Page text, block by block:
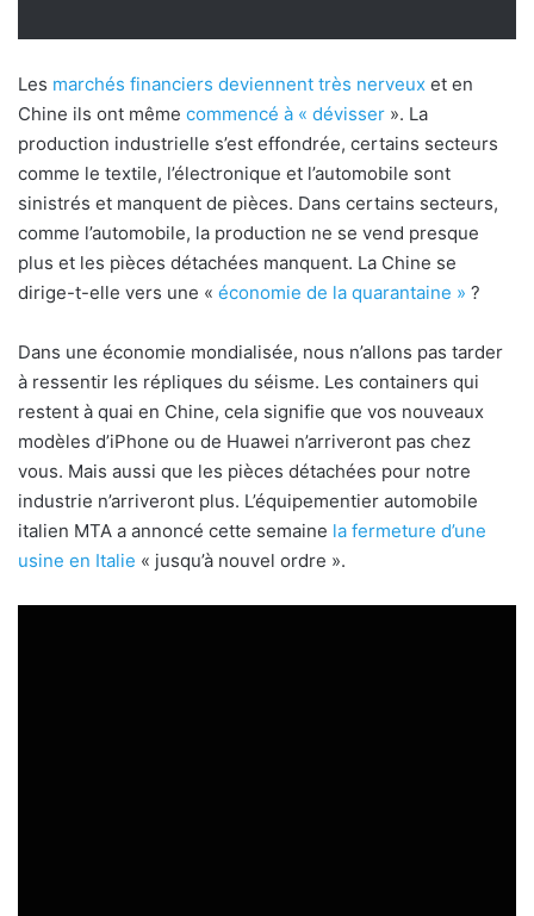
Les marchés financiers deviennent très nerveux et en
Chine ils ont même commencé à « dévisser ». La
production industrielle s’est effondrée, certains secteurs
comme le textile, l’électronique et l’automobile sont
sinistrés et manquent de pièces. Dans certains secteurs,
comme l’automobile, la production ne se vend presque
plus et les pièces détachées manquent. La Chine se
dirige-t-elle vers une « économie de la quarantaine » ?
Dans une économie mondialisée, nous n’allons pas tarder
à ressentir les répliques du séisme. Les containers qui
restent à quai en Chine, cela signifie que vos nouveaux
modèles d’iPhone ou de Huawei n’arriveront pas chez
vous. Mais aussi que les pièces détachées pour notre
industrie n’arriveront plus. L’équipementier automobile
italien MTA a annoncé cette semaine la fermeture d’une
usine en Italie « jusqu’à nouvel ordre ».